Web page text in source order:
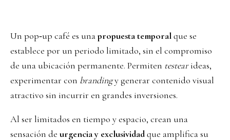
Un pop‑up café es unapropuesta temporalque se
establece por un periodo limitado, sin el compromiso
de una ubicación permanente. Permiten testearideas,
experimentar con brandingy generar contenido visual
atractivo sin incurrir en grandes inversiones.
Al ser limitados en tiempo y espacio, crean una
sensación de urgencia y exclusividadque amplifica su